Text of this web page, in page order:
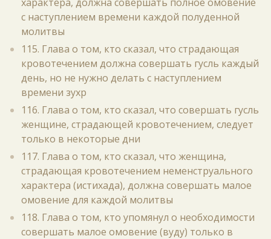
с наступлением времени каждой полуденной
молитвы
115. Глава о том, кто сказал, что страдающая
кровотечением должна совершать гусль каждый
день, но не нужно делать с наступлением
времени зухр
116. Глава о том, кто сказал, что совершать гусль
женщине, страдающей кровотечением, следует
только в некоторые дни
117. Глава о том, кто сказал, что женщина,
страдающая кровотечением неменструального
характера (истихада), должна совершать малое
омовение для каждой молитвы
118. Глава о том, кто упомянул о необходимости
совершать малое омовение (вуду) только в